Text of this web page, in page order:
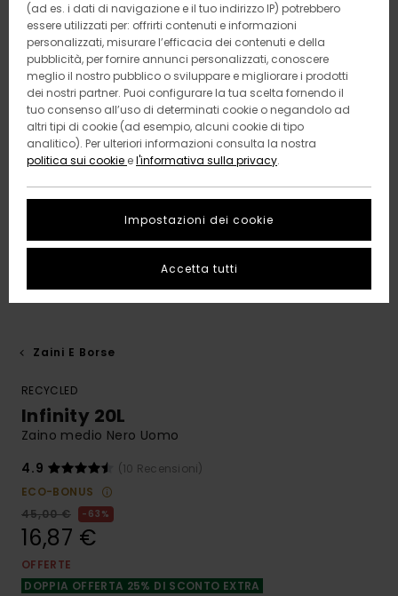
Zaini E Borse
RECYCLED
Infinity 20L
Zaino medio Nero Uomo
4.9
(10 Recensioni)
ECO-BONUS
45,00 €
63%
16,87 €
OFFERTE
DOPPIA OFFERTA 25% DI SCONTO EXTRA
(ad es. i dati di navigazione e il tuo indirizzo IP) potrebbero
essere utilizzati per: offrirti contenuti e informazioni
personalizzati, misurare l’efficacia dei contenuti e della
pubblicità, per fornire annunci personalizzati, conoscere
meglio il nostro pubblico o sviluppare e migliorare i prodotti
dei nostri partner. Puoi configurare la tua scelta fornendo il
tuo consenso all’uso di determinati cookie o negandolo ad
altri tipi di cookie (ad esempio, alcuni cookie di tipo
analitico). Per ulteriori informazioni consulta la nostra
politica sui cookie el'informativa sulla privacy.
Impostazioni dei cookie
Accetta tutti